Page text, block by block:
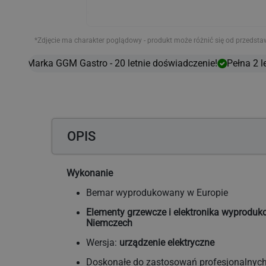
*Zdjęcie ma charakter poglądowy - produkt może różnić się od
Marka GGM Gastro - 20 letnie doświadczenie! Pełna 2
OPIS
Wykonanie
Bemar wyprodukowany w Europie
Elementy grzewcze i elektronika
Niemczech
Wersja: urządzenie elektryczne
Doskonałe do zastosowań profesjonalnych